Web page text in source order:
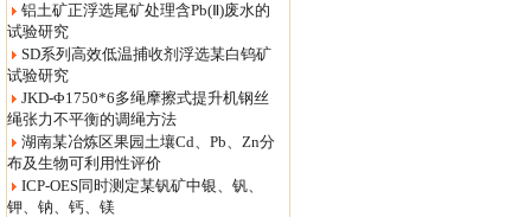
铝土矿正浮选尾矿处理含Pb(Ⅱ)废水的
试验研究
SD系列高效低温捕收剂浮选某白钨矿
试验研究
JKD-Φ1750*6多绳摩擦式提升机钢丝
绳张力不平衡的调绳方法
湖南某冶炼区果园土壤Cd、Pb、Zn分
布及生物可利用性评价
ICP-OES同时测定某钒矿中银、钒、
钾、钠、钙、镁